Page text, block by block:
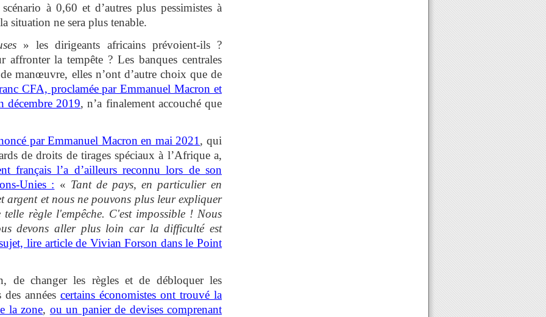
à 0,60 et d’autres plus pessimistes à
situation ne sera plus tenable.
» les dirigeants africains prévoient-ils ?
affronter la tempête ? Les banques centrales
manœuvre, elles n’ont d’autre choix que de
CFA, proclamée par Emmanuel Macron et
décembre 2019, n’a finalement accouché que
par Emmanuel Macron en mai 2021 , qui
de droits de tirages spéciaux à l’Afrique a,
français l’a d’ailleurs reconnu lors de son
Unies : « Tant de pays, en particulier en
argent et nous ne pouvons plus leur expliquer
règle l'empêche. C'est impossible ! Nous
devons aller plus loin car la difficulté est
lire article de Vivian Forson dans le Point
de changer les règles et de débloquer les
années certains économistes ont trouvé la
la zone, ou un panier de devises comprenant